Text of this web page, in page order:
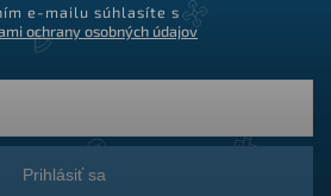
e-mailu súhlasíte s
ochrany osobných údajov
Prihlásiť sa